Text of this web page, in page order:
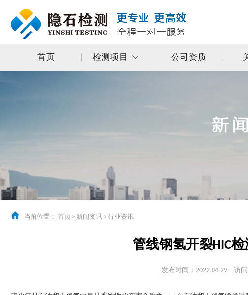
首页 检测项目 公司资质
当前位置： 首页 > 新闻资讯 > 行业资讯
管线钢氢开裂HIC
发布时间：2022-04-29 访